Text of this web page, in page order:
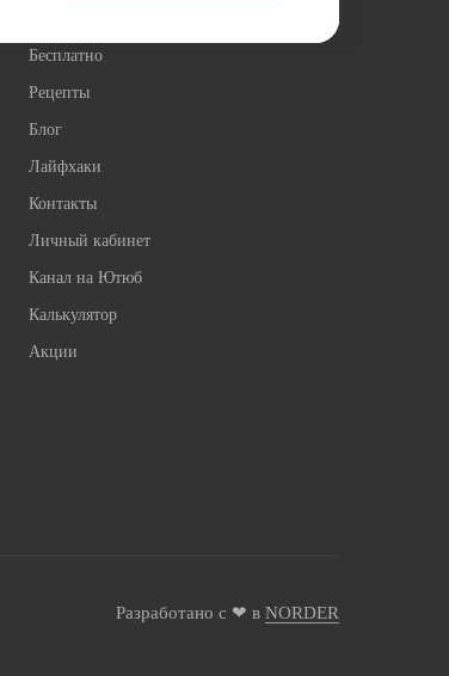
Бесплатно
Рецепты
Блог
Лайфхаки
Контакты
Личный кабинет
Канал на Ютюб
Калькулятор
Акции
Разработано с ❤ в NORDER